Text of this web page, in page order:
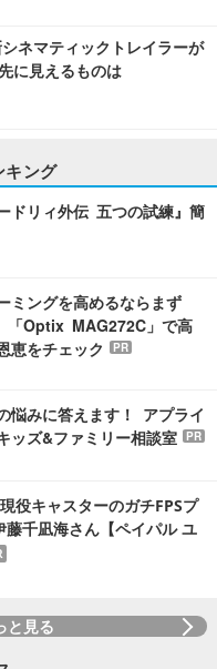
ネマティックトレイラーが
に見えるものは
キング
ドリィ外伝 五つの試練』簡
ミングを高めるならまず
「Optix MAG272C」で高
恵をチェック
PR
悩みに答えます！ アプライ
ッズ&ファミリー相談室
PR
役キャスターのガチFPSプ
藤千凪海さん【ペイパル ユ
と見る